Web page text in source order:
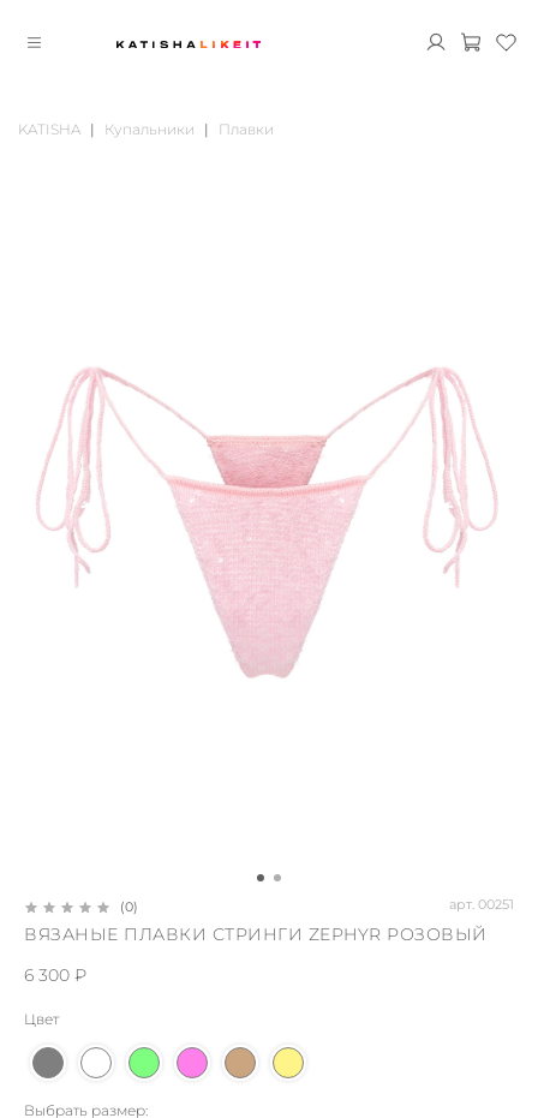
KATISHA Купальники Плавки
(0) арт. 00251
ВЯЗАНЫЕ ПЛАВКИ СТРИНГИ ZEPHYR РОЗОВЫЙ
6 300 ₽
Цвет
Выбрать размер: